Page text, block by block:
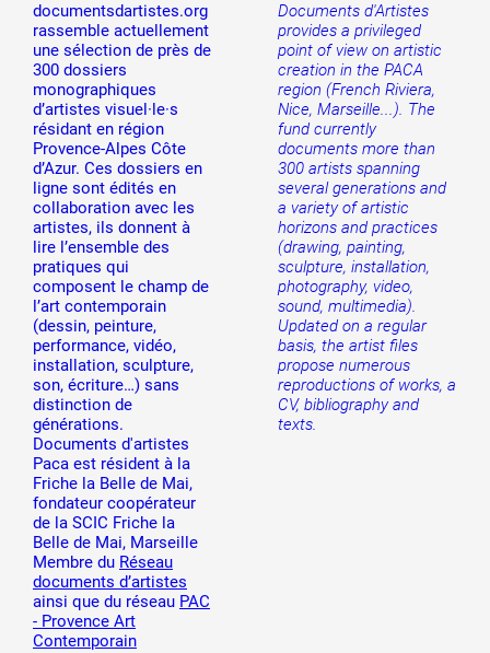
documentsdartistes.org
rassemble actuellement
une sélection de près de
300 dossiers
monographiques
d’artistes visuel·le·s
résidant en région
Provence-Alpes Côte
d’Azur. Ces dossiers en
ligne sont édités en
collaboration avec les
artistes, ils donnent à
lire l’ensemble des
pratiques qui
composent le champ de
l’art contemporain
(dessin, peinture,
performance, vidéo,
installation, sculpture,
son, écriture…) sans
distinction de
générations.
Documents d'artistes
Paca est résident à la
Friche la Belle de Mai,
fondateur coopérateur
de la SCIC Friche la
Belle de Mai, Marseille
Membre du Réseau
documents d’artistes
ainsi que du réseau PAC
- Provence Art
Contemporain
Documents d'Artistes
provides a privileged
point of view on artistic
creation in the PACA
region (French Riviera,
Nice, Marseille...). The
fund currently
documents more than
300 artists spanning
several generations and
a variety of artistic
horizons and practices
(drawing, painting,
sculpture, installation,
photography, video,
sound, multimedia).
Updated on a regular
basis, the artist files
propose numerous
reproductions of works, a
CV, bibliography and
texts.